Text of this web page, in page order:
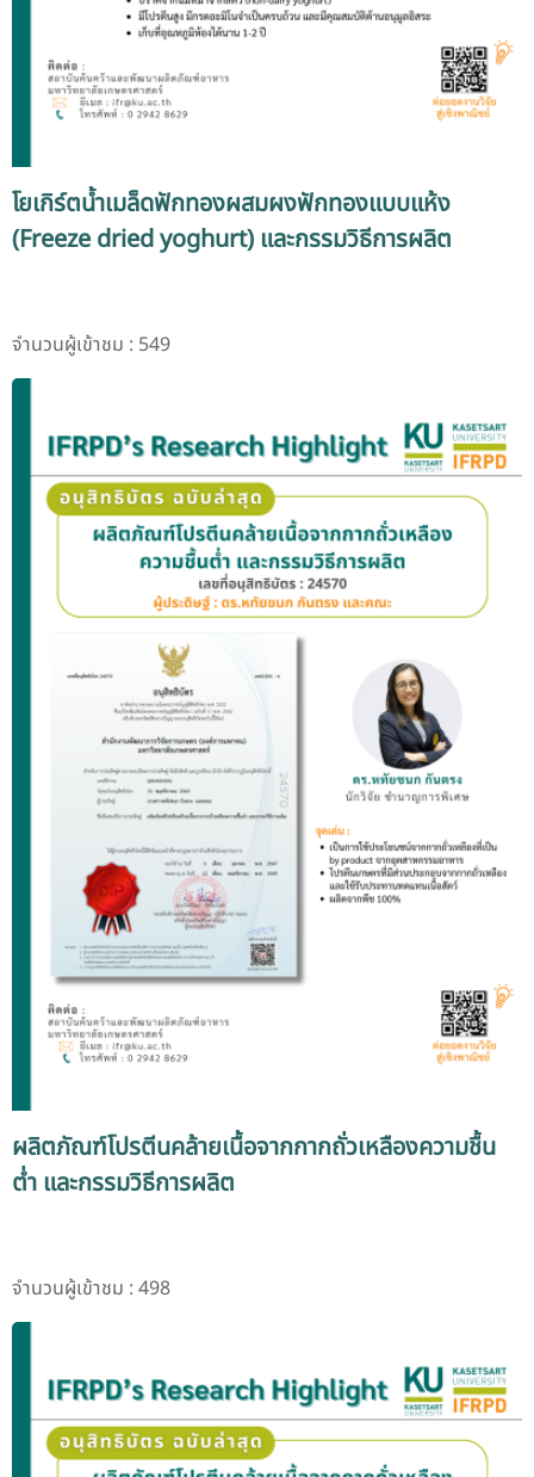
โยเกิร์ตน้ำเมล็ดฟักทองผสมผงฟักทองแบบแห้ง
(Freeze dried yoghurt) และกรรมวิธีการผลิต
จำนวนผู้เข้าชม : 549
ผลิตภัณฑ์โปรตีนคล้ายเนื้อจากกากถั่วเหลืองความชื้น
ต่ำ และกรรมวิธีการผลิต
จำนวนผู้เข้าชม : 498